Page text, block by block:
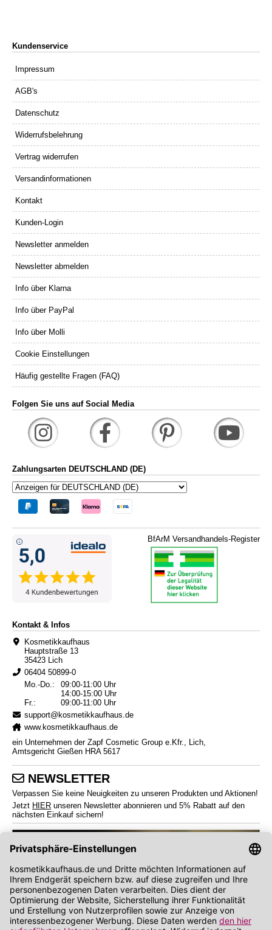
Kundenservice
Impressum
AGB's
Datenschutz
Widerrufsbelehrung
Vertrag widerrufen
Versandinformationen
Kontakt
Kunden-Login
Newsletter anmelden
Newsletter abmelden
Info über Klarna
Info über PayPal
Info über Molli
Cookie Einstellungen
Häufig gestellte Fragen (FAQ)
Folgen Sie uns auf Social Media
Zahlungsarten DEUTSCHLAND (DE)
BfArM Versandhandels-Register
Kontakt & Infos
Kosmetikkaufhaus
Hauptstraße 13
35423 Lich
06404 50899-0
Mo.-Do.:
09:00-11:00 Uhr
14:00-15:00 Uhr
Fr.:
09:00-11:00 Uhr
support@kosmetikkaufhaus.de
www.kosmetikkaufhaus.de
ein Unternehmen der Zapf Cosmetic Group e.Kfr., Lich,
Amtsgericht Gießen HRA 5617
NEWSLETTER
Verpassen Sie keine Neuigkeiten zu unseren Produkten und Aktionen!
Jetzt HIER unseren Newsletter abonnieren und 5% Rabatt auf den
nächsten Einkauf sichern!